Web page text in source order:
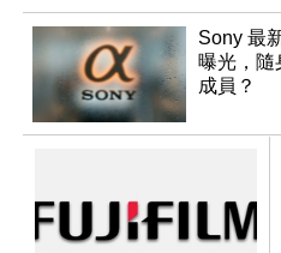
Sony 最
曝光，隨
成員？